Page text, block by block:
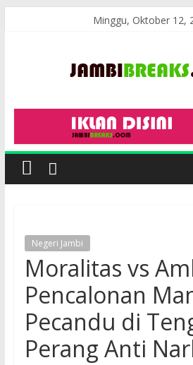
Minggu, Oktober 12,
Negeri Jambi
Moralitas vs
Pencalonan
Pecandu di
Perang Anti